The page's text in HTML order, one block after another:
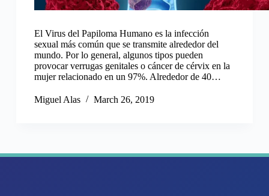
El Virus del Papiloma Humano es la infección
sexual más común que se transmite alrededor del
mundo. Por lo general, algunos tipos pueden
provocar verrugas genitales o cáncer de cérvix en la
mujer relacionado en un 97%. Alrededor de 40…
Miguel Alas March 26, 2019